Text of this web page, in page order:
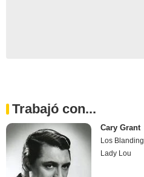
Trabajó con...
Cary Grant
Los
Lady Lou